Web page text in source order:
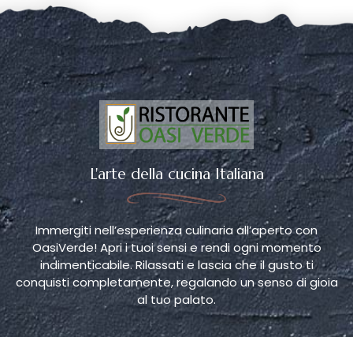
L'arte della cucina Italiana
Immergiti nell’esperienza culinaria all’aperto con
OasiVerde! Apri i tuoi sensi e rendi ogni momento
indimenticabile. Rilassati e lascia che il gusto ti
conquisti completamente, regalando un senso di gioia
al tuo palato.